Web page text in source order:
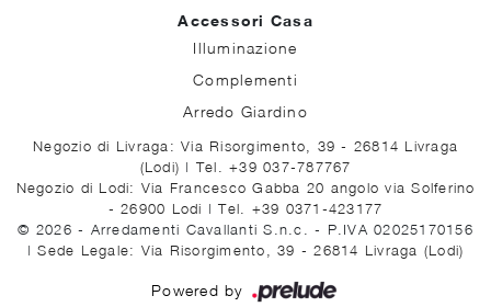
Accessori Casa
Illuminazione
Complementi
Arredo Giardino
Negozio di Livraga: Via Risorgimento, 39 - 26814 Livraga
(Lodi) | Tel. +39 037-787767
Negozio di Lodi: Via Francesco Gabba 20 angolo via Solferino
- 26900 Lodi |Tel. +39 0371-423177
© 2026 - Arredamenti Cavallanti S.n.c. - P.IVA 02025170156
|Sede Legale: Via Risorgimento, 39 - 26814 Livraga (Lodi)
Powered by